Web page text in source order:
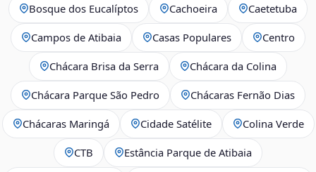
Bosque dos Eucalíptos Cachoeira Caetetuba
Campos de Atibaia Casas Populares Centro
Chácara Brisa da Serra Chácara da Colina
Chácara Parque São Pedro Chácaras Fernão Dias
Chácaras Maringá Cidade Satélite Colina Verde
CTB Estância Parque de Atibaia